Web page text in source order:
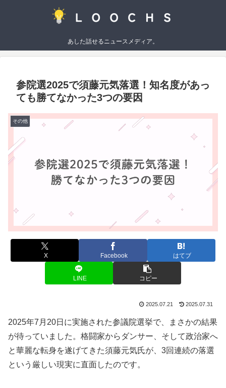
あした話せるニュースメディア。
参院選2025で須藤元気落選！知名度があっ
ても勝てなかった3つの要因
その他
X Facebook はてブ
LINE コピー
2025.07.21 2025.07.31
2025年7月20日に実施された参議院選挙で、まさかの結果
が待っていました。格闘家からダンサー、そして政治家へ
と華麗な転身を遂げてきた須藤元気氏が、3回連続の落選
という厳しい現実に直面したのです。